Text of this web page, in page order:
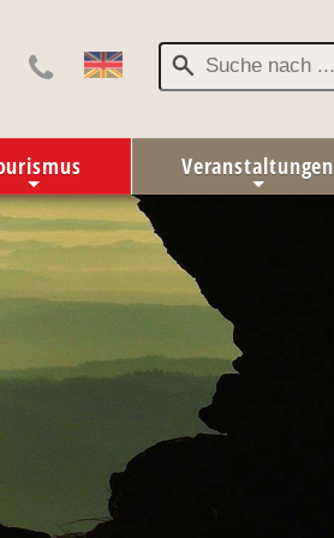
+
Veranstaltungen